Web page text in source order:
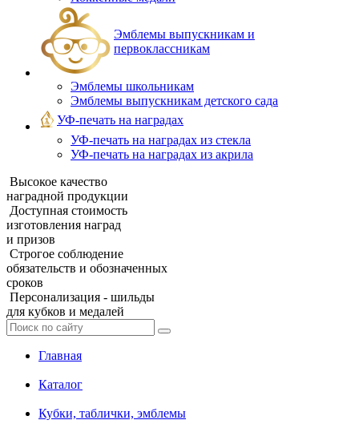
Эмблемы выпускникам и
первоклассникам
Эмблемы школьникам
Эмблемы выпускникам детского сада
УФ-печать на наградах
УФ‑печать на наградах из стекла
УФ-печать на наградах из акрила
Высокое качество
наградной продукции
Доступная стоимость
изготовления наград
и призов
Строгое соблюдение
обязательств и обозначенных
сроков
Персонализация - шильды
для кубков и медалей
Главная
Каталог
Кубки, таблички, эмблемы